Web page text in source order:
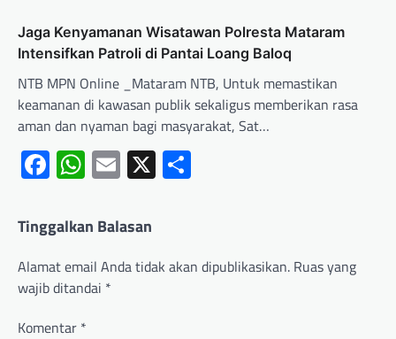
Jaga Kenyamanan Wisatawan Polresta Mataram
Intensifkan Patroli di Pantai Loang Baloq
NTB MPN Online _Mataram NTB, Untuk memastikan
keamanan di kawasan publik sekaligus memberikan rasa
aman dan nyaman bagi masyarakat, Sat…
Facebook
WhatsApp
Email
X
Tinggalkan Balasan
Alamat email Anda tidak akan dipublikasikan. Ruas yang
wajib ditandai *
Komentar *